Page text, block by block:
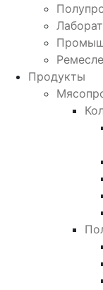
Продукты